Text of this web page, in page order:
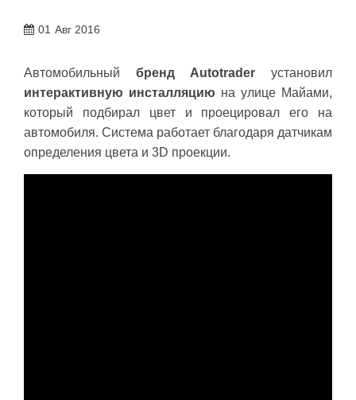
01 Авг 2016
Автомобильный бренд Autotrader установил
интерактивную инсталляцию на улице Майами,
который подбирал цвет и проецировал его на
автомобиля. Система работает благодаря датчикам
определения цвета и 3D проекции.